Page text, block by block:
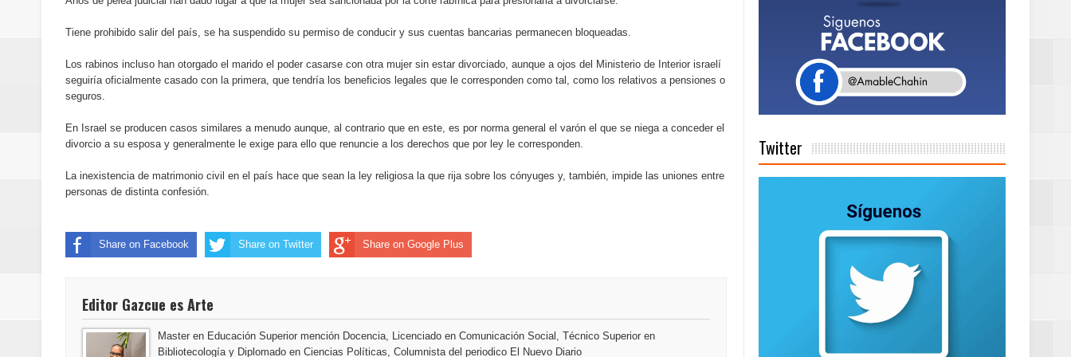
Banreservas inaugura oficina en el Centro de Retención de Vehículos de Pedro Brand
Humano Seguros transforma la emisión de pólizas con Inteligencia Artificial y reduce el proceso de días a
la batuta del maestro José Antonio Molina
Banreservas otorga financiamientos superiores a RD$117 millones en proyecto Nuevas Esperanzas
Tiene prohibido salir del país, se ha suspendido su permiso de conducir y sus cuentas bancarias permanecen bloqueadas.
Los rabinos incluso han otorgado el marido el poder casarse con otra mujer sin estar divorciado, aunque a ojos del Ministerio de Interior israelí
seguiría oficialmente casado con la primera, que tendría los beneficios legales que le corresponden como tal, como los relativos a pensiones o
seguros.
En Israel se producen casos similares a menudo aunque, al contrario que en este, es por norma general el varón el que se niega a conceder el
divorcio a su esposa y generalmente le exige para ello que renuncie a los derechos que por ley le corresponden.
La inexistencia de matrimonio civil en el país hace que sean la ley religiosa la que rija sobre los cónyuges y, también, impide las uniones entre
personas de distinta confesión.
Share on Facebook Share on Twitter Share on Google Plus
Editor Gazcue es Arte
Master en Educación Superior mención Docencia, Licenciado en Comunicación Social, Técnico Superior en
Bibliotecología y Diplomado en Ciencias Políticas, Columnista del periodico El Nuevo Diario
Twitter